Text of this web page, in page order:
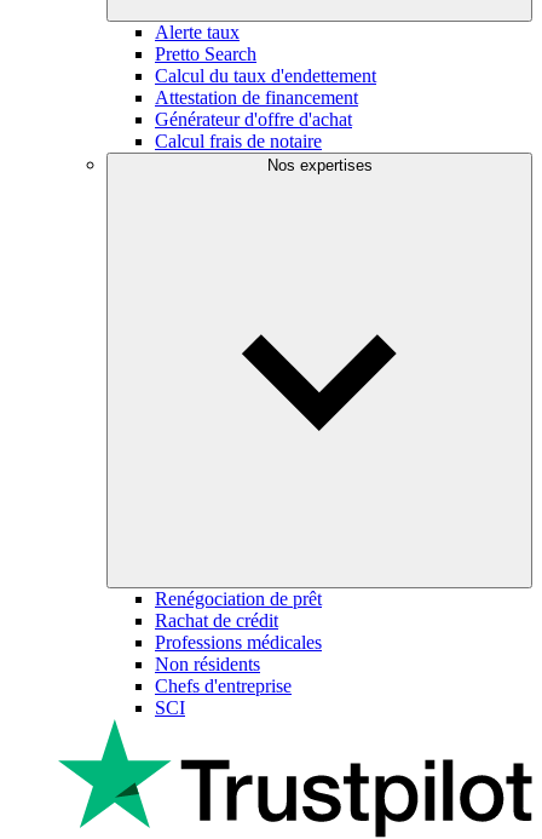
Alerte taux
Pretto Search
Calcul du taux d'endettement
Attestation de financement
Générateur d'offre d'achat
Calcul frais de notaire
Nos expertises
Renégociation de prêt
Rachat de crédit
Professions médicales
Non résidents
Chefs d'entreprise
SCI